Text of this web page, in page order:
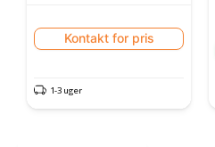
Kontakt for pris
1-3 uger